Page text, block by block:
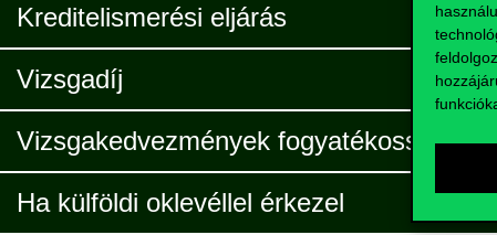
Kreditelismerési eljárás
Vizsgadíj
Vizsgakedvezmények fogyatékossággal
Ha külföldi oklevéllel érkezel